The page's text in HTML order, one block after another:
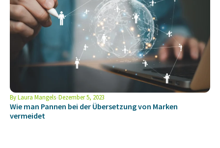
ByLaura Mangels Dezember 5, 2023
Wie man Pannen bei der Übersetzung von Marken
vermeidet